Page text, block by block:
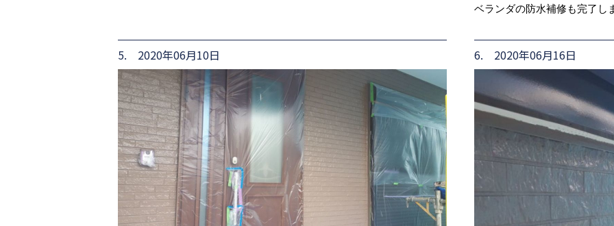
ベランダの防水補修も完了し
5. 2020年06月10日 6. 2020年06月16日